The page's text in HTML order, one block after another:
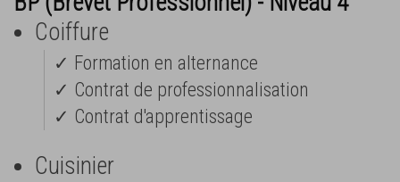
Coiffure
✓ Formation en alternance
✓ Contrat de professionnalisation
✓ Contrat d'apprentissage
Cuisinier